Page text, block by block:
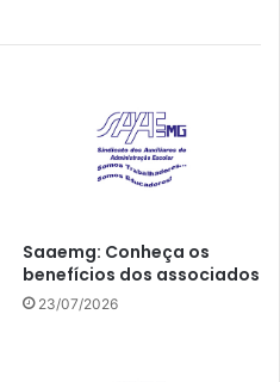
Saaemg: Conheça os
benefícios dos associados
23/07/2026